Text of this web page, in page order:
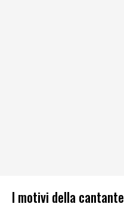
I motivi della cantante